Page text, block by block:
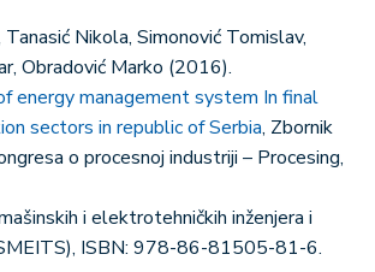
Nikola, Simonović Tomislav,
Obradović Marko (2016).
energy management system In final
sectors in republic of Serbia, Zbornik
o procesnoj industriji – Procesing,
i elektrotehničkih inženjera i
ISBN: 978-86-81505-81-6.